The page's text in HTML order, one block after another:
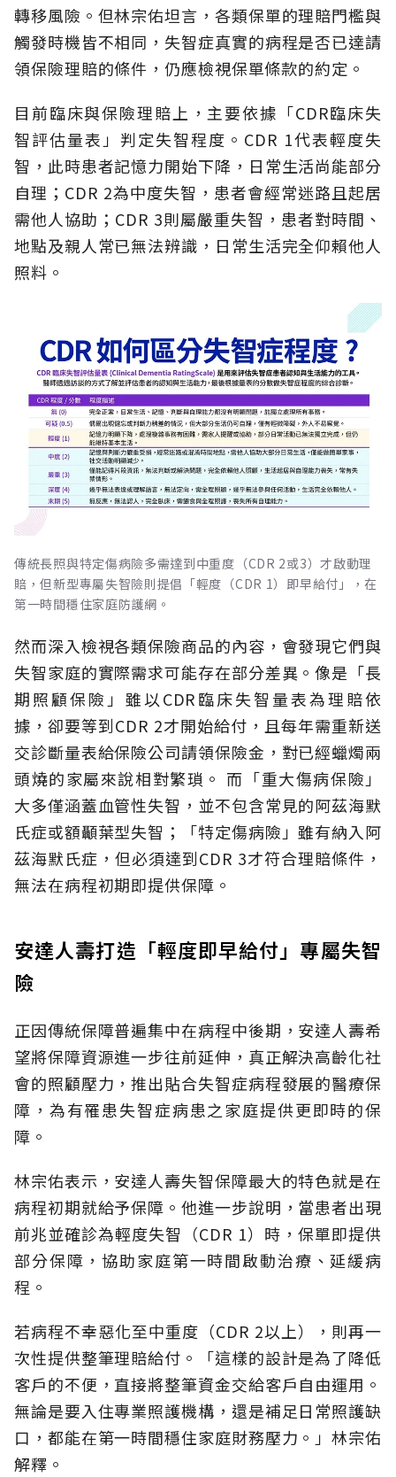
轉移風險。但林宗佑坦言，各類保單的理賠門檻與
觸發時機皆不相同，失智症真實的病程是否已達請
領保險理賠的條件，仍應檢視保單條款的約定。
目前臨床與保險理賠上，主要依據「CDR臨床失
智評估量表」判定失智程度。CDR 1代表輕度失
智，此時患者記憶力開始下降，日常生活尚能部分
自理；CDR 2為中度失智，患者會經常迷路且起居
需他人協助；CDR 3則屬嚴重失智，患者對時間、
地點及親人常已無法辨識，日常生活完全仰賴他人
照料。
傳統長照與特定傷病險多需達到中重度（CDR 2或3）才啟動理
賠，但新型專屬失智險則提倡「輕度（CDR 1）即早給付」，在
第一時間穩住家庭防護網。
然而深入檢視各類保險商品的內容，會發現它們與
失智家庭的實際需求可能存在部分差異。像是「長
期照顧保險」雖以CDR臨床失智量表為理賠依
據，卻要等到CDR 2才開始給付，且每年需重新送
交診斷量表給保險公司請領保險金，對已經蠟燭兩
頭燒的家屬來說相對繁瑣。 而「重大傷病保險」
大多僅涵蓋血管性失智，並不包含常見的阿茲海默
氏症或額顳葉型失智；「特定傷病險」雖有納入阿
茲海默氏症，但必須達到CDR 3才符合理賠條件，
無法在病程初期即提供保障。
安達人壽打造「輕度即早給付」專屬失智
險
正因傳統保障普遍集中在病程中後期，安達人壽希
望將保障資源進一步往前延伸，真正解決高齡化社
會的照顧壓力，推出貼合失智症病程發展的醫療保
障，為有罹患失智症病患之家庭提供更即時的保
障。
林宗佑表示，安達人壽失智保障最大的特色就是在
病程初期就給予保障。他進一步說明，當患者出現
前兆並確診為輕度失智（CDR 1）時，保單即提供
部分保障，協助家庭第一時間啟動治療、延緩病
程。
若病程不幸惡化至中重度（CDR 2以上），則再一
次性提供整筆理賠給付。「這樣的設計是為了降低
客戶的不便，直接將整筆資金交給客戶自由運用。
無論是要入住專業照護機構，還是補足日常照護缺
口，都能在第一時間穩住家庭財務壓力。」林宗佑
解釋。